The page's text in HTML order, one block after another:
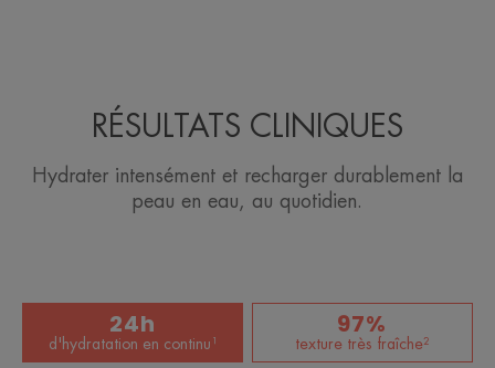
RÉSULTATS CLINIQUES
Hydrater intensément et recharger durablement la
peau en eau, au quotidien.
24h
d'hydratation en continu¹
97%
texture très fraîche²